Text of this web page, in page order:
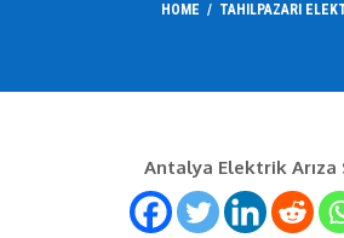
HOME / TAHILPAZARI
Antalya Elektrik Arıza